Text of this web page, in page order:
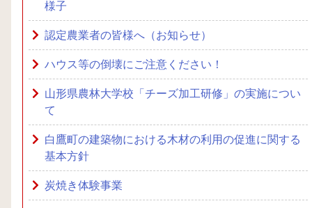
様子
認定農業者の皆様へ（お知らせ）
ハウス等の倒壊にご注意ください！
山形県農林大学校「チーズ加工研修」の実施につい
て
白鷹町の建築物における木材の利用の促進に関する
基本方針
炭焼き体験事業